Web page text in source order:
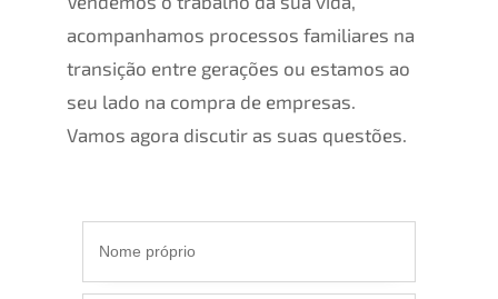
acompanhamos processos familiares na
transição entre gerações ou estamos ao
seu lado na compra de empresas.
Vamos agora discutir as suas questões.